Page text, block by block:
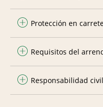
Protección en
Requisitos del
Responsabilidad